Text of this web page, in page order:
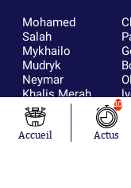
Mohamed
Salah
Mykhailo
Mudryk
Neymar
Khalis Merah
Loïs Openda
Moussa
Niakhaté
Accueil
10
Actus